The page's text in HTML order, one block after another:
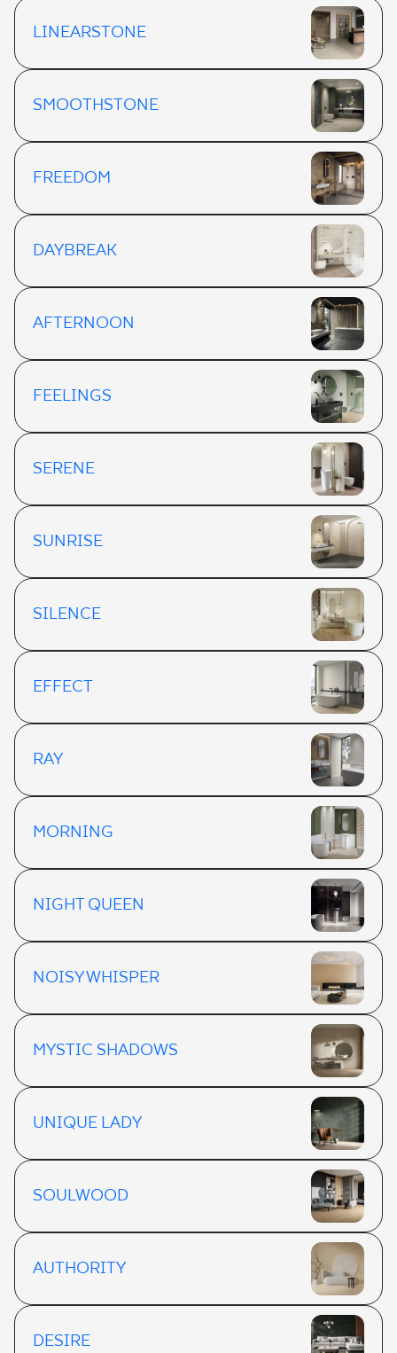
LINEARSTONE
SMOOTHSTONE
FREEDOM
DAYBREAK
AFTERNOON
FEELINGS
SERENE
SUNRISE
SILENCE
EFFECT
RAY
MORNING
NIGHT QUEEN
NOISY WHISPER
MYSTIC SHADOWS
UNIQUE LADY
SOULWOOD
AUTHORITY
DESIRE